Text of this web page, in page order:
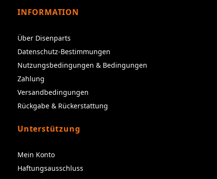
INFORMATION
Über Disenparts
Datenschutz-Bestimmungen
Nutzungsbedingungen & Bedingungen
Zahlung
Versandbedingungen
Rückgabe & Rückerstattung
Unterstützung
Mein Konto
Haftungsausschluss